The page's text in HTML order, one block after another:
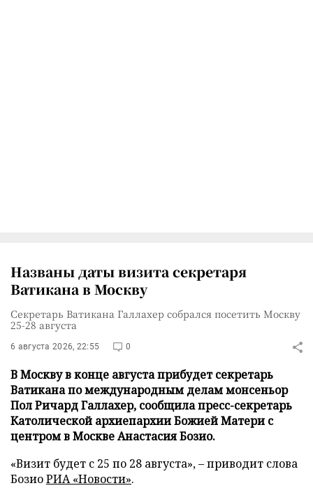
Названы даты визита секретаря
Ватикана в Москву
Секретарь Ватикана Галлахер собрался посетить Москву
25-28 августа
6 августа 2026, 22:55 0
В Москву в конце августа прибудет секретарь
Ватикана по международным делам монсеньор
Пол Ричард Галлахер, сообщила пресс-секретарь
Католической архиепархии Божией Матери с
центром в Москве Анастасия Бозио.
«Визит будет с 25 по 28 августа», – приводит слова
БозиоРИА «Новости».